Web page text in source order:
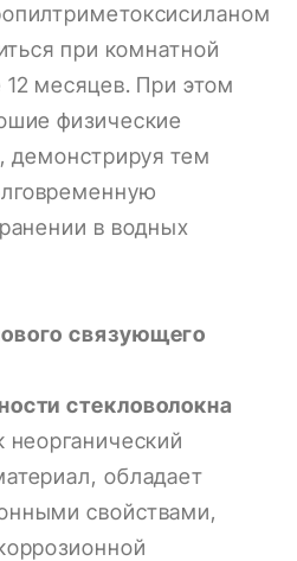
при комнатной
месяцев. При этом
физические
демонстрируя тем
в водных
связующего
стекловолокна
неорганический
обладает
свойствами,